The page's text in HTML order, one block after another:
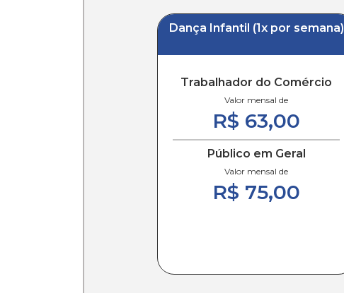
Dança Infantil (1x por semana)
Trabalhador do Comércio
Valor mensal de
R$ 63,00
Público em Geral
Valor mensal de
R$ 75,00